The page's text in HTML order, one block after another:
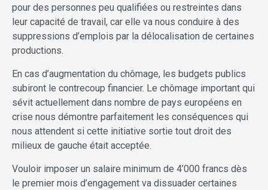
pour des personnes peu qualifiées ou restreintes dans
leur capacité de travail, car elle va nous conduire à des
suppressions d’emplois par la délocalisation de certaines
productions.
En cas d’augmentation du chômage, les budgets publics
subiront le contrecoup financier. Le chômage important qui
sévit actuellement dans nombre de pays européens en
crise nous démontre parfaitement les conséquences qui
nous attendent si cette initiative sortie tout droit des
milieux de gauche était acceptée.
Vouloir imposer un salaire minimum de 4’000 francs dès
le premier mois d’engagement va dissuader certaines